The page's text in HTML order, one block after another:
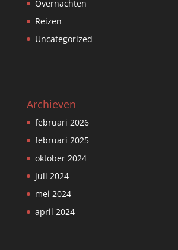
Overnachten
Reizen
Uncategorized
Archieven
februari 2026
februari 2025
oktober 2024
juli 2024
mei 2024
april 2024